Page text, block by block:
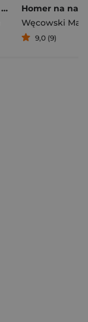
Pierogi z kimchi. Moje ulubione azjatyckie przepisy
Węcowski
9,0 (9)